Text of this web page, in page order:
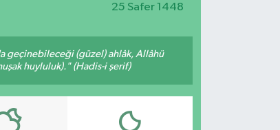
25 Safer 1448
geçinebileceği (güzel) ahlâk, Allâhü
huyluluk)." (Hadis-i şerif)